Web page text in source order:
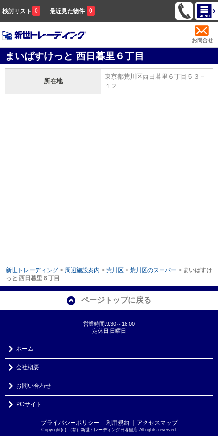
検討リスト 0 最近見た物件 0
お問合せ
まいばすけっと 西日暮里６丁目
所在地
東京都荒川区西日暮里６丁目５３－
１２
新世トレーディング > 周辺施設案内 > 荒川区 > 荒川区のスーパー > まいばすけ
っと 西日暮里６丁目
ページトップに戻る
営業時間:9:30～18:00
定休日:日曜日
ホーム
会社概要
お問い合わせ
PCサイト
プライバシーポリシー ｜ 利用規約 ｜アクセスマップ
Copyright(c) （有）新世トレーディング日暮里店 All rights reserved.